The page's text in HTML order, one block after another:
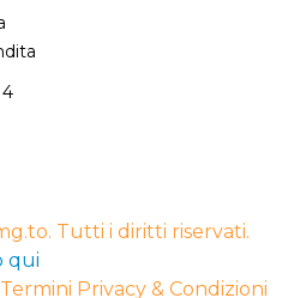
Tutti i diritti riservati.
qui
Termini Privacy & Condizioni